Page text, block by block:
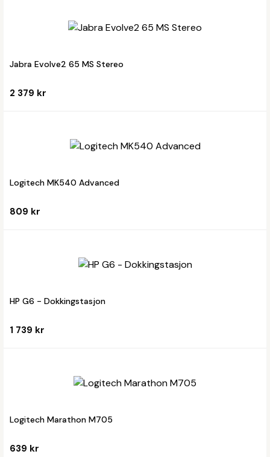
Jabra Evolve2 65 MS Stereo
2 379 kr
Logitech MK540 Advanced
809 kr
HP G6 - Dokkingstasjon
1 739 kr
Logitech Marathon M705
639 kr